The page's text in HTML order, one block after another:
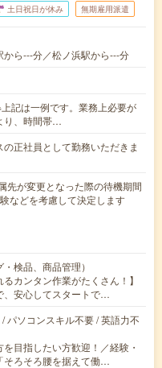
土日祝日が休み 無期雇用派遣
ら---分／松ノ浜駅から---分
記は一例です。業務上必要が
り、時間帯…
正社員として勤務いただきま
が変更となった際の待機期間
などを考慮して決定します
検品、商品管理）
カンタン作業がたくさん！】
、安心してスタートで…
パソコンスキル不要 / 英語力不
目指したい方歓迎！／経験・
ろそろ腰を据えて働…